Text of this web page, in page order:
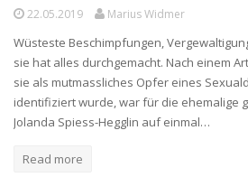
22.05.2019 Marius Widmer
Wüsteste Beschimpfungen,
sie hat alles durchgemacht. Nach einem
sie als mutmassliches Opfer eines
identifiziert wurde, war für die ehemalige
Jolanda Spiess-Hegglin auf einmal…
Read more